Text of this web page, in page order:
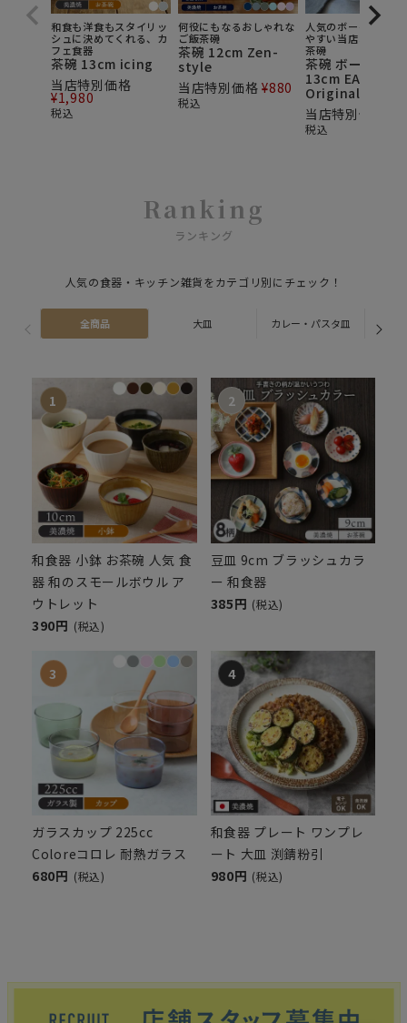
和食も洋食もスタイリッ
シュに決めてくれる、カ
フェ食器
茶碗 13cm icing
当店特別価格
¥1,980
税込
何役にもなるおしゃれな
ご飯茶碗
茶碗 12cm Zen-
style
当店特別価格 ¥880
税込
人気のボーダー柄で
やすい当店オリジナ
茶碗
茶碗 ボーダー
13cm EAST
Original
当店特別価格
税込
Ranking
ランキング
人気の食器・キッチン雑貨をカテゴリ別にチェック！
全商品 大皿 カレー・パスタ皿
和食器 小鉢 お茶碗 人気 食
器 和のスモールボウル ア
ウトレット
390円 (税込)
豆皿 9cm ブラッシュカラ
ー 和食器
385円 (税込)
ガラスカップ 225cc
Coloreコロレ 耐熱ガラス
680円 (税込)
和食器 プレート ワンプレ
ート 大皿 渕錆粉引
980円 (税込)